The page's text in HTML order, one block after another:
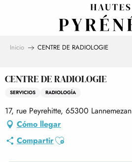
Inicio CENTRE DE RADIOLOGIE
CENTRE DE RADIOLOGIE
SERVICIOS RADIOLOGÍA
17, rue Peyrehitte, 65300 Lannemezan
Cómo llegar
CompartirAjouter aux favoris